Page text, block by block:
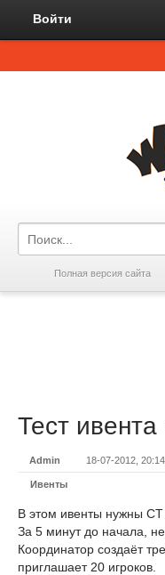
Войти
Полная версия сайта
Тест
Admin 18-07-2012, 20:14
Ивенты
В этом ивенты нужны СТ
За 5 минут до начала,
Координатор создаёт
приглашает 20 игроков.